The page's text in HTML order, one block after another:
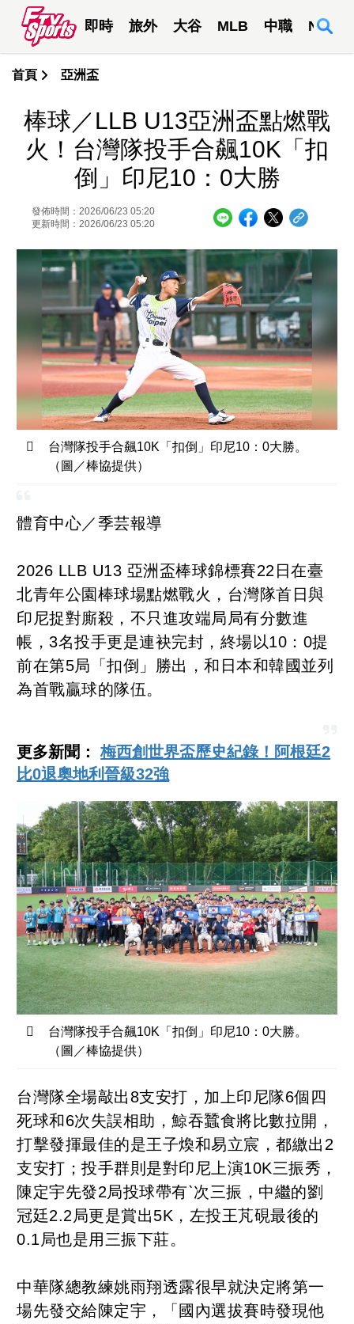
即時 旅外 大谷 MLB 中職 NBA
首頁 亞洲盃
棒球／LLB U13亞洲盃點燃戰
火！台灣隊投手合飆10K「扣
倒」印尼10：0大勝
發佈時間：2026/06/23 05:20
更新時間：2026/06/23 05:20
台灣隊投手合飆10K「扣倒」印尼10：0大勝。
（圖／棒協提供）
體育中心／季芸報導
2026 LLB U13 亞洲盃棒球錦標賽22日在臺
北青年公園棒球場點燃戰火，台灣隊首日與
印尼捉對廝殺，不只進攻端局局有分數進
帳，3名投手更是連袂完封，終場以10：0提
前在第5局「扣倒」勝出，和日本和韓國並列
為首戰贏球的隊伍。
更多新聞：梅西創世界盃歷史紀錄！阿根廷2
比0退奧地利晉級32強
台灣隊投手合飆10K「扣倒」印尼10：0大勝。
（圖／棒協提供）
台灣隊全場敲出8支安打，加上印尼隊6個四
死球和6次失誤相助，鯨吞蠶食將比數拉開，
打擊發揮最佳的是王子煥和易立宸，都繳出2
支安打；投手群則是對印尼上演10K三振秀，
陳定宇先發2局投球帶有ˋ次三振，中繼的劉
冠廷2.2局更是賞出5K，左投王芃硯最後的
0.1局也是用三振下莊。
中華隊總教練姚雨翔透露很早就決定將第一
場先發交給陳定宇，「國內選拔賽時發現他